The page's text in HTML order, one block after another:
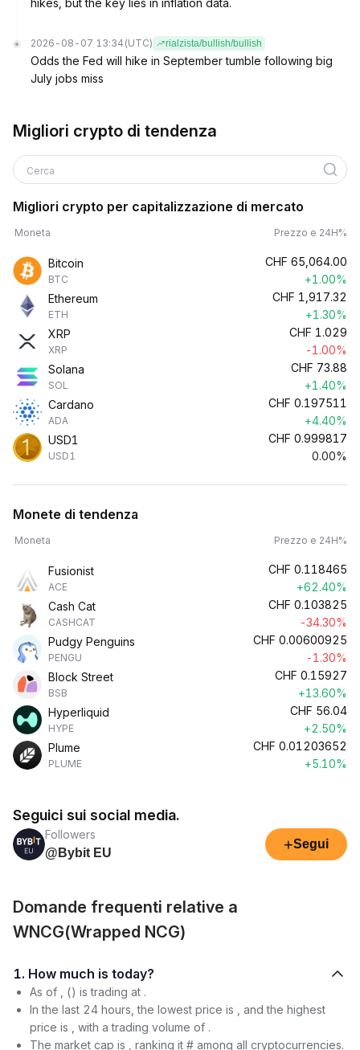
hikes, but the key lies in inflation data.
2026-08-07 13:34 (UTC) rialzista/bullish/bullish
Odds the Fed will hike in September tumble following big
July jobs miss
Migliori crypto di tendenza
Cerca
Migliori crypto per capitalizzazione di mercato
Moneta Prezzo e 24H%
Bitcoin
BTC
CHF 65,064.00
+1.00%
Ethereum
ETH
CHF 1,917.32
+1.30%
XRP
XRP
CHF 1.029
-1.00%
Solana
SOL
CHF 73.88
+1.40%
Cardano
ADA
CHF 0.197511
+4.40%
USD1
USD1
CHF 0.999817
0.00%
Monete di tendenza
Moneta Prezzo e 24H%
Fusionist
ACE
CHF 0.118465
+62.40%
Cash Cat
CASHCAT
CHF 0.103825
-34.30%
Pudgy Penguins
PENGU
CHF 0.00600925
-1.30%
Block Street
BSB
CHF 0.15927
+13.60%
Hyperliquid
HYPE
CHF 56.04
+2.50%
Plume
PLUME
CHF 0.01203652
+5.10%
Seguici sui social media.
Followers
@Bybit EU
+Segui
Domande frequenti relative a
WNCG(Wrapped NCG)
1. How much is today?
As of , () is trading at .
In the last 24 hours, the lowest price is , and the highest
price is , with a trading volume of .
The market cap is , ranking it # among all cryptocurrencies.